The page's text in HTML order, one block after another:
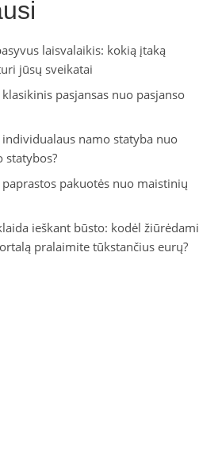
laisvalaikis: kokią įtaką
jūsų sveikatai
pasjansas nuo pasjanso
individualaus namo statyba nuo
statybos?
pakuotės nuo maistinių
ieškant būsto: kodėl žiūrėdami
pralaimite tūkstančius eurų?